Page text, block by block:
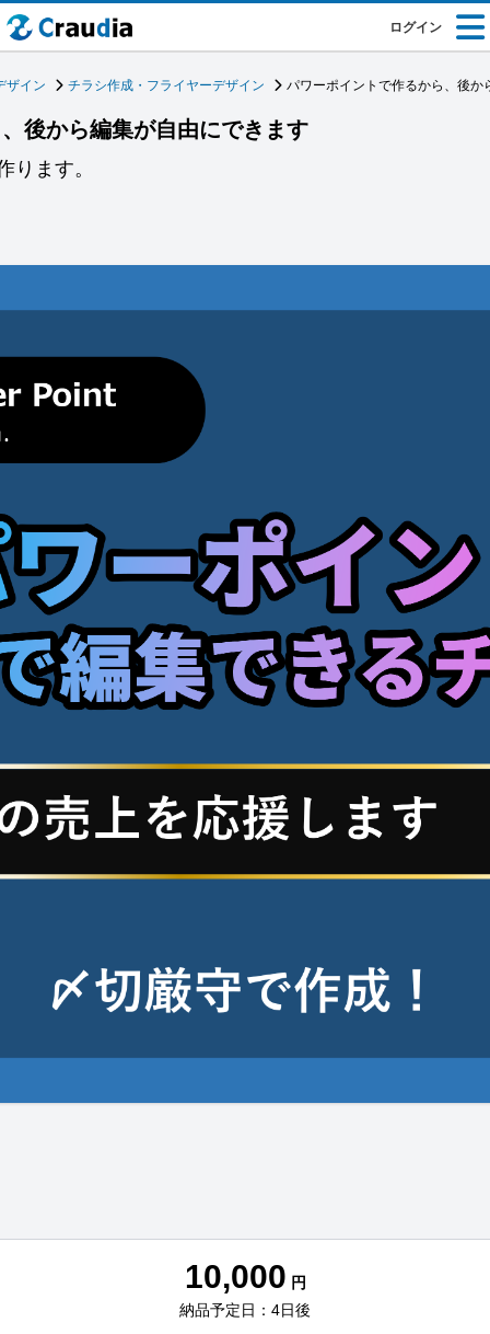
ログイン
ザイン チラシ作成・フライヤーデザイン パワーポイントで作るから、後か
後から編集が自由にできます
ります。
10,000 円
納品予定日：4日後